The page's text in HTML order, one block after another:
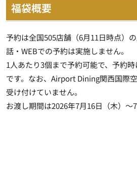
福袋概要
予約は全国505店舗（6月11日時点）
話・WEBでの予約は実施しません。
1人あたり3個まで予約可能で、予約
です。なお、Airport Dining関西国際
受け付けていません。
お渡し期間は2026年7月16日（木）～